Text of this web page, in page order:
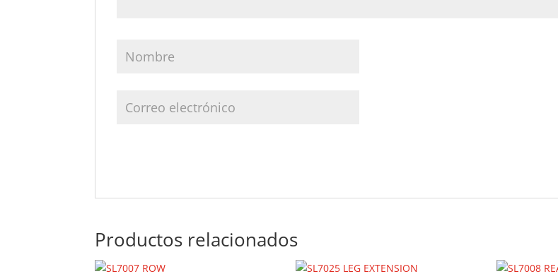
Productos relacionados